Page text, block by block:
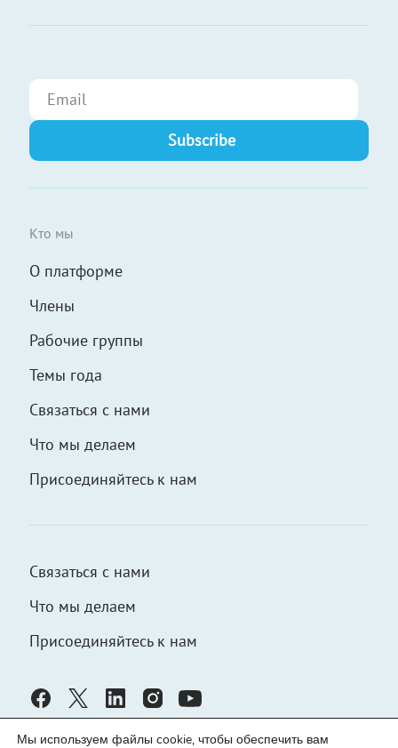
Кто мы
О платформе
Члены
Рабочие группы
Темы года
Связаться с нами
Что мы делаем
Присоединяйтесь к нам
Связаться с нами
Что мы делаем
Присоединяйтесь к нам
Мы используем файлы cookie, чтобы обеспечить вам